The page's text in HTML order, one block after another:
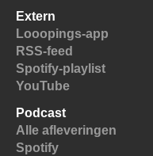
Extern
Looopings-app
RSS-feed
Spotify-playlist
YouTube
Podcast
Alle afleveringen
Spotify